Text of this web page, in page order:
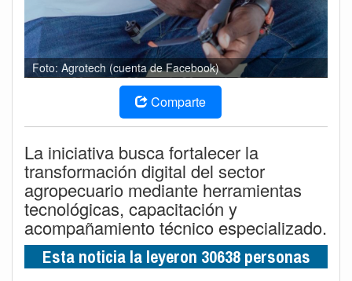
Foto: Agrotech (cuenta de Facebook)
Comparte
La iniciativa busca fortalecer la
transformación digital del sector
agropecuario mediante herramientas
tecnológicas, capacitación y
acompañamiento técnico especializado.
Esta noticia la leyeron 30638 personas